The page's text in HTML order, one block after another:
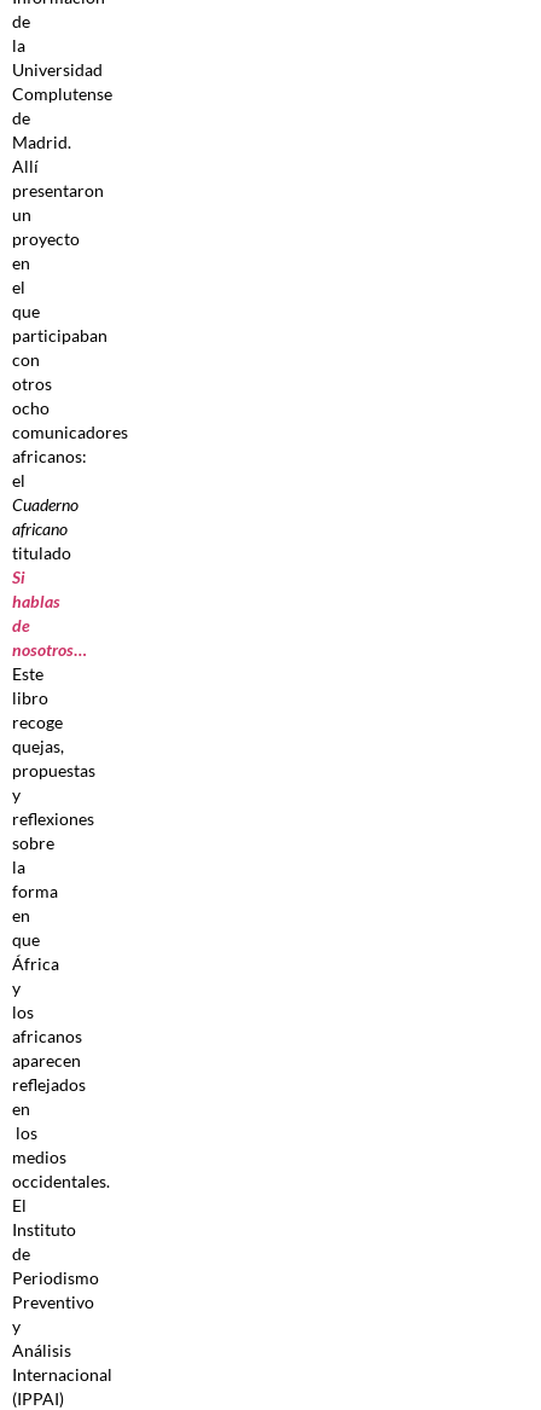
de
la
Universidad
Complutense
de
Madrid.
Allí
presentaron
un
proyecto
en
el
que
participaban
con
otros
ocho
comunicadores
africanos:
el
Cuaderno
africano
titulado
Si
hablas
de
nosotros…
Este
libro
recoge
quejas,
propuestas
y
reflexiones
sobre
la
forma
en
que
África
y
los
africanos
aparecen
reflejados
en
los
medios
occidentales.
El
Instituto
de
Periodismo
Preventivo
y
Análisis
Internacional
(IPPAI)